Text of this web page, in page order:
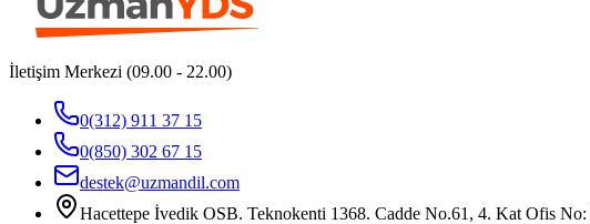
İletişim Merkezi (09.00 - 22.00)
0(312) 911 37 15
0(850) 302 67 15
destek@uzmandil.com
Hacettepe İvedik OSB. Teknokenti 1368. Cadde No.61, 4. Kat Ofis